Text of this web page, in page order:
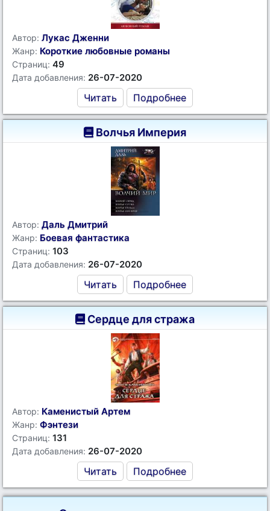
Автор: Лукас Дженни
Жанр: Короткие любовные романы
Страниц: 49
Дата добавления: 26-07-2020
Читать Подробнее
Волчья Империя
Автор: Даль Дмитрий
Жанр: Боевая фантастика
Страниц: 103
Дата добавления: 26-07-2020
Читать Подробнее
Сердце для стража
Автор: Каменистый Артем
Жанр: Фэнтези
Страниц: 131
Дата добавления: 26-07-2020
Читать Подробнее